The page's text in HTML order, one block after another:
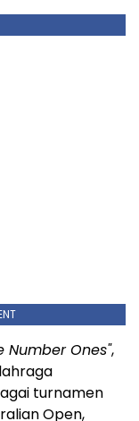
Number Ones",
turnamen
Open,